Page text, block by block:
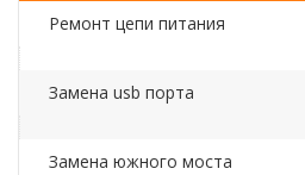
Ремонт цепи питания
Замена usb порта
Замена южного моста